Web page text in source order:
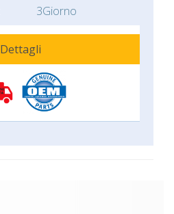
3Giorno
Dettagli